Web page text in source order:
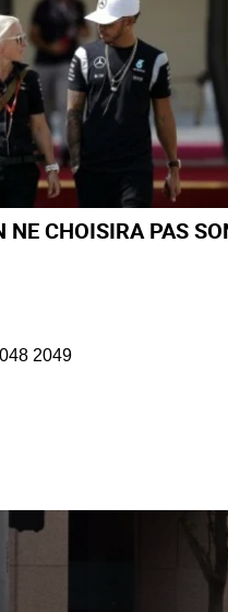
CHOISIRA PAS
2049